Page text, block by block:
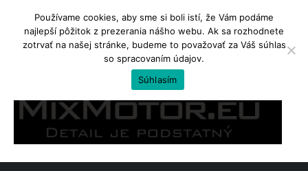
TRENDING
Kawasaki Ninja 650 a Z650. Jedno, či dvojvaječné dvojičky?
content
Používame cookies, aby sme si boli istí, že Vám podáme
najlepší pôžitok z prezerania nášho webu. Ak sa rozhodnete
zotrvať na našej stránke, budeme to považovať za Váš súhlas
so spracovaním údajov.
Súhlasím